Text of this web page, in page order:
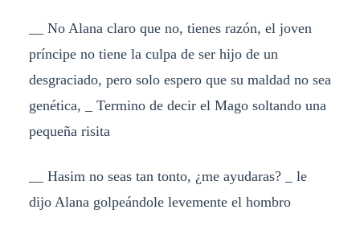
__ No Alana claro que no, tienes razón, el joven
príncipe no tiene la culpa de ser hijo de un
desgraciado, pero solo espero que su maldad no sea
genética, _ Termino de decir el Mago soltando una
pequeña risita
__ Hasim no seas tan tonto, ¿me ayudaras? _ le
dijo Alana golpeándole levemente el hombro